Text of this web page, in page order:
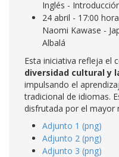
Inglés -
24 abril - 17:00
Naomi Kawase -
Albalá
Esta iniciativa refleja el
diversidad cultural y
impulsando el
tradicional de idiomas.
disfrutada por el mayor
Adjunto 1 (png)
Adjunto 2 (png)
Adjunto 3 (png)